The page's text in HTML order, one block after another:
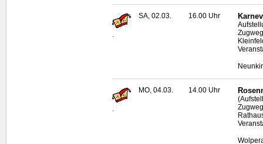
.
SA, 02.03. 16.00 Uhr
.
MO, 04.03. 14.00 Uhr